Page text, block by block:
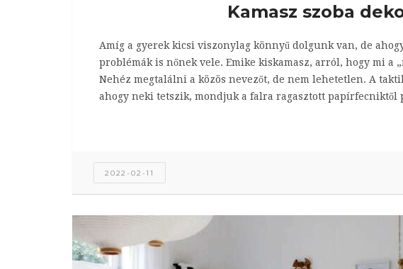
Kamasz szoba
Amíg a gyerek kicsi viszonylag könnyű dolgunk van, de
problémák is nőnek vele. Emike kiskamasz, arról, hogy mi a
Nehéz megtalálni a közös nevezőt, de nem lehetetlen. A
ahogy neki tetszik, mondjuk a falra ragasztott papírfecniktől
2022-02-11